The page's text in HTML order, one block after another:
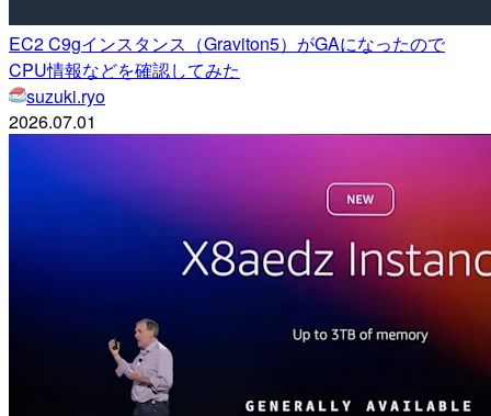
EC2 C9gインスタンス（Graviton5）がGAになったので
CPU情報などを確認してみた
suzuki.ryo
2026.07.01